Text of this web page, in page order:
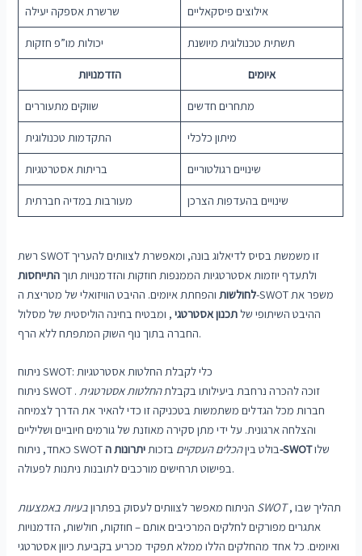
שרשרת אספקה ​​יעילה אילוצים פיסקאליים
יכולות מו”פ חזקות תשתית טכנולוגית מיושנת
הזדמנויות איומים
שווקים מתעוררים מתחרים חדשים
התקדמות טכנולוגית מיתון כלכלי
בריתות אסטרטגיות שינויים רגולטוריים
מעורבות במדיה חברתית שינויים בהעדפות הצרכן
רשת SWOT זו משמשת בסיס לדיאלוג בונה, ומאפשרת לצוותים להעריך
ולתעדף יוזמות אסטרטגיות הממנפות חוזקות והזדמנויות תוךהתייחסות
לחולשותוהפחתת איומים. ההיבט הוויזואלי של מטריצת ה-SWOT משפר את
ההיבט השיתופי שלתכנון אסטרטגי, ומבטיח בחינה הוליסטית של מסלול
החברה בתוך נוף השוק המתפתח ללא הרף.
ניתוח SWOT: כלי לקבלת החלטות אסטרטגיות
ניתוח SWOT זוכה להכרה נרחבת ביעילותו בקבלתהחלטות אסטרטגית.
חברות מכל הגדלים משתמשות בטכניקה זו כדי להאיר את הדרך לצמיחה
והצלחה ארגונית. על ידי מתן סקירה מאוזנת של גורמים חיוביים ושליליים
כאחד, ניתוח SWOT בולט ביןהכלים העסקיים בזכות יתרונות ה-SWOTשלו
בפישוט תרחישים מורכבים לתובנות ניתנות לפעולה.
הניתוח מאפשר לצוותים לעסוק בפתרון בעיות באמצעות SWOT, תהליך שבו
אתגרים מפורקים לחלקים המרכיבים אותם – חוזקות, חולשות, הזדמנויות
ואיומים. כל אחד מהחלקים הללו ממלא תפקיד מכריע בקביעת כיוון אסטרטגי